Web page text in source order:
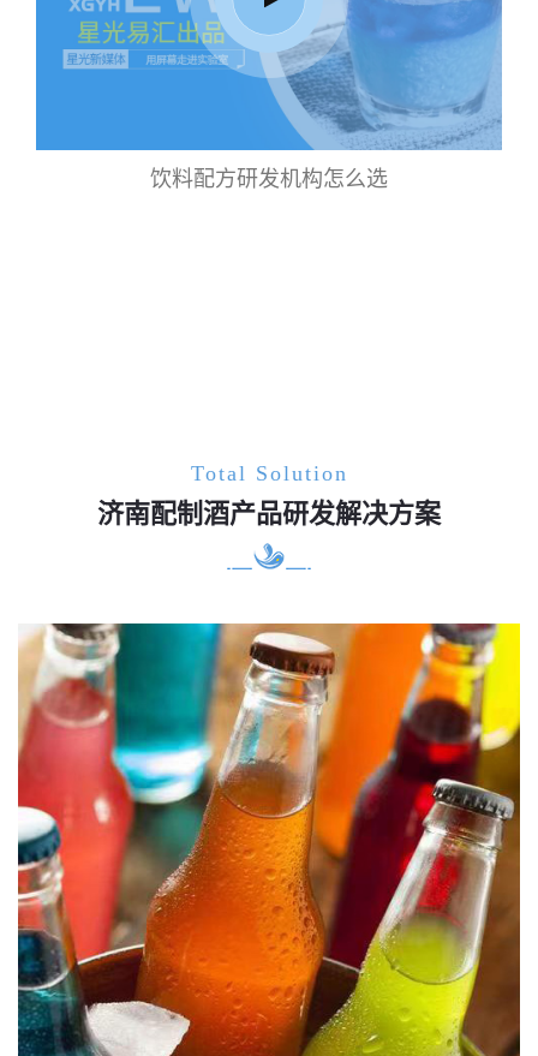
饮料配方研发机构怎么选
Total Solution
济南配制酒产品研发解决方案